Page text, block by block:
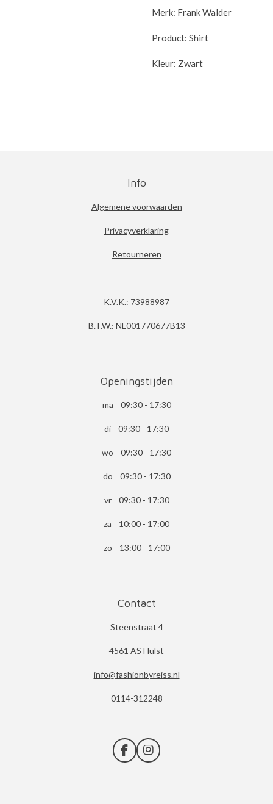
Merk: Frank Walder
Product: Shirt
Kleur: Zwart
Info
Algemene voorwaarden
Privacyverklaring
Retourneren
K.V.K.: 73988987
B.T.W.: NL001770677B13
Openingstijden
ma 09:30 - 17:30
di 09:30 - 17:30
wo 09:30 - 17:30
do 09:30 - 17:30
vr 09:30 - 17:30
za 10:00 - 17:00
zo 13:00 - 17:00
Contact
Steenstraat 4
4561 AS Hulst
info@fashionbyreiss.nl
0114-312248
F
a
I
n